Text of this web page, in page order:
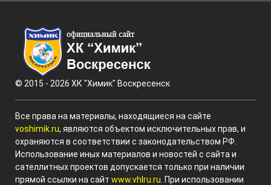
© 2015 - 2026 ХК "Химик" Воскресенск
Все права на материалы, находящиеся на сайте
voshimik.ru, являются объектом исключительных прав, и
охраняются в соответствии с законодательством РФ.
Использование иных материалов и новостей с сайта и
сателлитных проектов допускается только при наличии
прямой ссылки на сайт www.vhlru.ru . При использовании